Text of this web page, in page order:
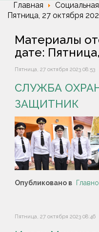
Главная
Пятница, 27 октября
Материалы
дате:
Пятница, 27 октября 2023 08:53
СЛУЖБА
ЗАЩИТНИК
Опубликовано в
Пятница, 27 октября 2023 08:46